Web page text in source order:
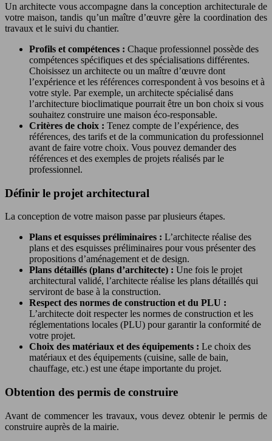
Un architecte vous accompagne dans la conception architecturale de
votre maison, tandis qu’un maître d’œuvre gère la coordination des
travaux et le suivi du chantier.
Profils et compétences : Chaque professionnel possède des
compétences spécifiques et des spécialisations différentes.
Choisissez un architecte ou un maître d’œuvre dont
l’expérience et les références correspondent à vos besoins et à
votre style. Par exemple, un architecte spécialisé dans
l’architecture bioclimatique pourrait être un bon choix si vous
souhaitez construire une maison éco-responsable.
Critères de choix : Tenez compte de l’expérience, des
références, des tarifs et de la communication du professionnel
avant de faire votre choix. Vous pouvez demander des
références et des exemples de projets réalisés par le
professionnel.
Définir le projet architectural
La conception de votre maison passe par plusieurs étapes.
Plans et esquisses préliminaires : L’architecte réalise des
plans et des esquisses préliminaires pour vous présenter des
propositions d’aménagement et de design.
Plans détaillés (plans d’architecte) : Une fois le projet
architectural validé, l’architecte réalise les plans détaillés qui
serviront de base à la construction.
Respect des normes de construction et du PLU :
L’architecte doit respecter les normes de construction et les
réglementations locales (PLU) pour garantir la conformité de
votre projet.
Choix des matériaux et des équipements : Le choix des
matériaux et des équipements (cuisine, salle de bain,
chauffage, etc.) est une étape importante du projet.
Obtention des permis de construire
Avant de commencer les travaux, vous devez obtenir le permis de
construire auprès de la mairie.